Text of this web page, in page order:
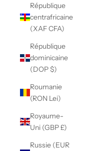
République
centrafricaine
(XAF CFA)
République
dominicaine
(DOP $)
Roumanie
(RON Lei)
Royaume-
Uni (GBP £)
Russie (EUR